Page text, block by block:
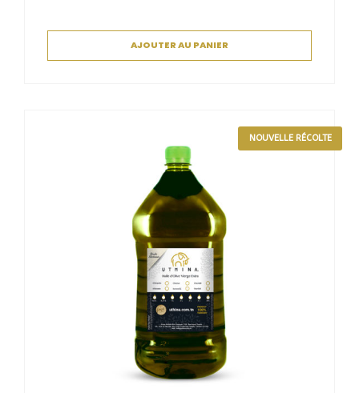
AJOUTER AU PANIER
NOUVELLE RÉCOLTE